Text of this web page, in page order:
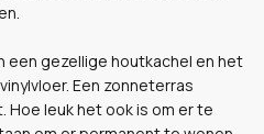
een gezellige houtkachel en het
Een zonneterras
leuk het ook is om er te